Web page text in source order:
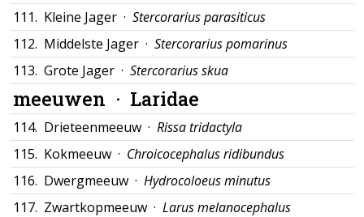
111. Kleine Jager · Stercorarius parasiticus
112. Middelste Jager · Stercorarius pomarinus
113. Grote Jager · Stercorarius skua
meeuwen · Laridae
114. Drieteenmeeuw · Rissa tridactyla
115. Kokmeeuw · Chroicocephalus ridibundus
116. Dwergmeeuw · Hydrocoloeus minutus
117. Zwartkopmeeuw · Larus melanocephalus